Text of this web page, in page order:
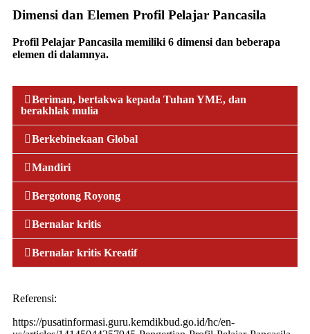
Dimensi dan Elemen Profil Pelajar Pancasila
Profil Pelajar Pancasila memiliki 6 dimensi dan beberapa
elemen di dalamnya.
Beriman, bertakwa kepada Tuhan YME, dan
berakhlak mulia
Berkebinekaan Global
Mandiri
Bergotong Royong
Bernalar kritis
Bernalar kritis Kreatif
Referensi:
https://pusatinformasi.guru.kemdikbud.go.id/hc/en-